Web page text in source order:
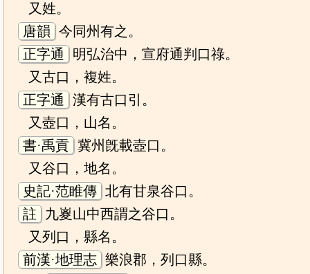
又姓。
唐韻 今同州有之。
正字通
明弘治中，宣府通判口祿。
又古口，複姓。
正字通
漢有古口引。
又壺口，山名。
書·禹貢 冀州旣載壺口。
又谷口，地名。
史記·范睢傳 北有甘泉谷口。
註
九嵏山中西謂之谷口。
又列口，縣名。
前漢·地理志 樂浪郡，列口縣。